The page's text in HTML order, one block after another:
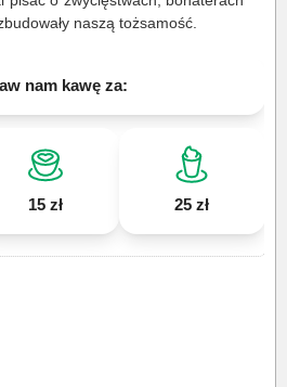
naszą tożsamość.
nam kawę za:
15 zł 25 zł